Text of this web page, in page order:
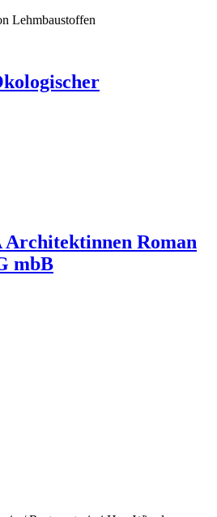
Lehmbaustoffen
Roman
mbB